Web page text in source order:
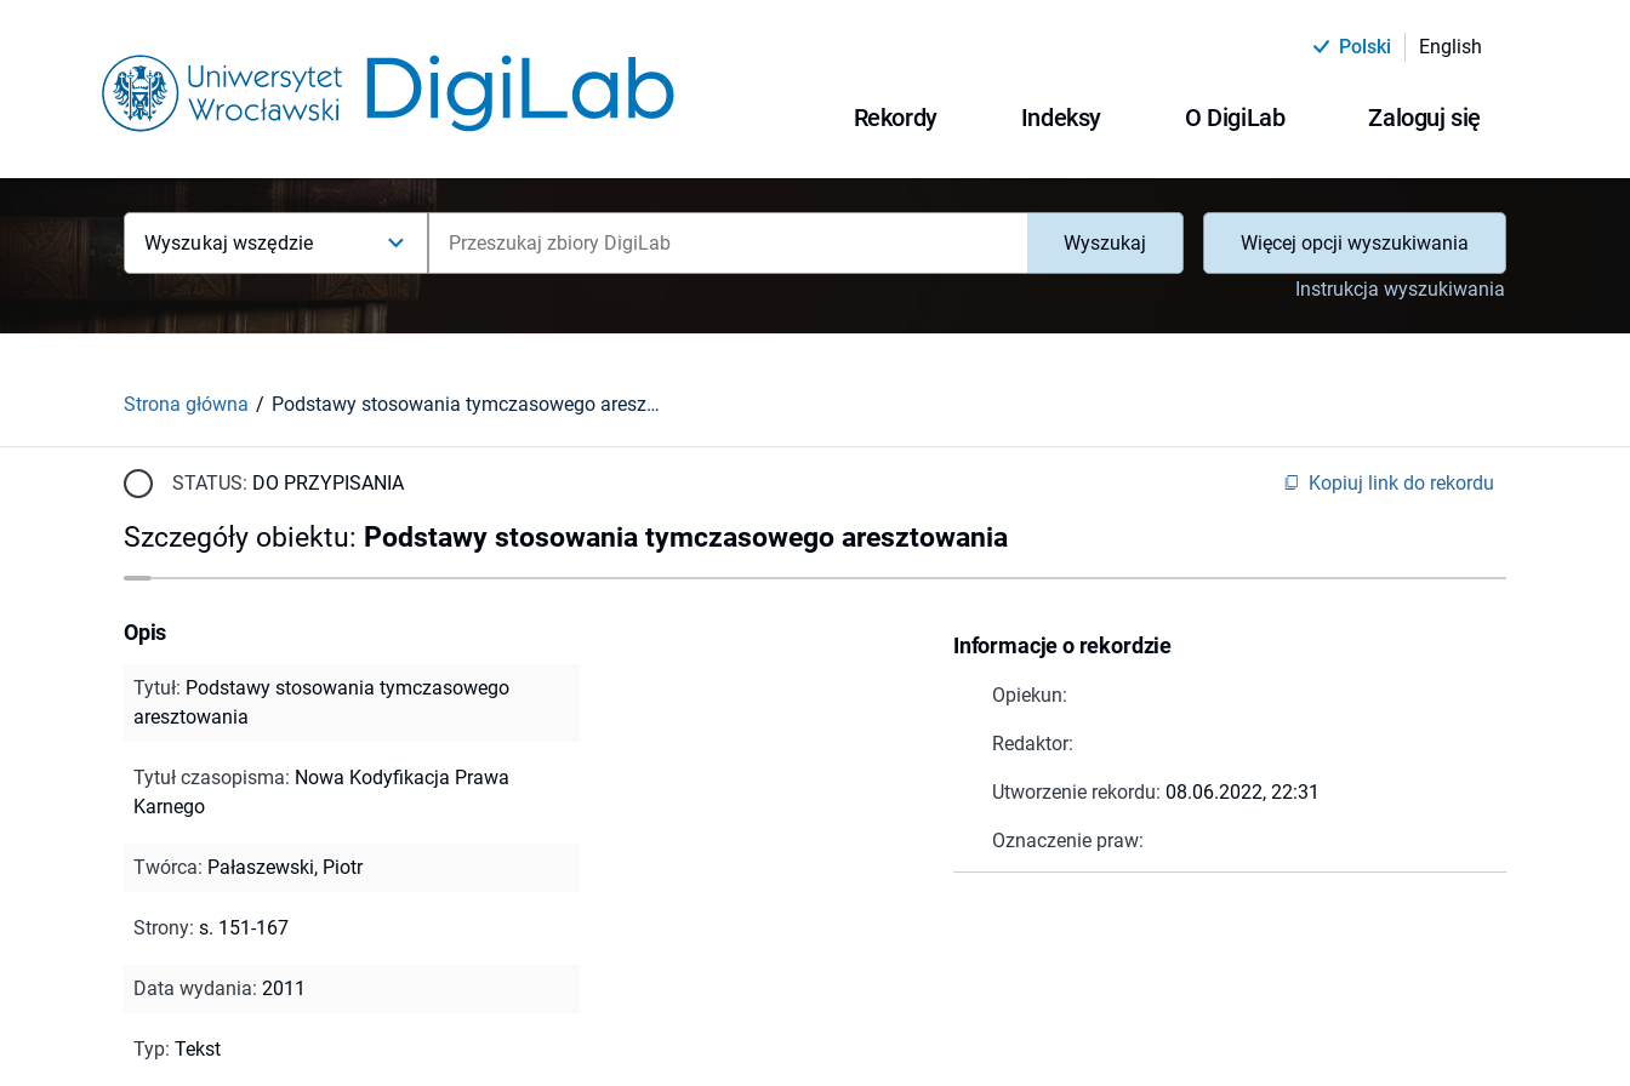
Polski English
Rekordy Indeksy O DigiLab Zaloguj się
Wyszukaj wszędzie Wyszukaj
Więcej opcji wyszukiwania
Instrukcja wyszukiwania
Strona główna Podstawy stosowania tymczasowego aresztowania
STATUS: DO PRZYPISANIA Kopiuj link do rekordu
Szczegóły obiektu: Podstawy stosowania tymczasowego aresztowania
Informacje o rekordzie
Opiekun:
Redaktor:
Utworzenie rekordu: 08.06.2022, 22:31
Oznaczenie praw:
Opis
Tytuł: Podstawy stosowania tymczasowego
aresztowania
Tytuł czasopisma: Nowa Kodyfikacja Prawa
Karnego
Twórca: Pałaszewski, Piotr
Strony: s. 151-167
Data wydania: 2011
Typ: Tekst